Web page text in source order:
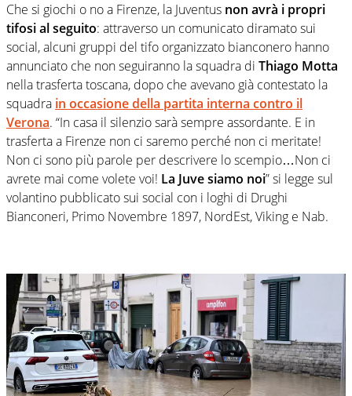
Che si giochi o no a Firenze, la Juventus non avrà i propri
tifosi al seguito: attraverso un comunicato diramato sui
social, alcuni gruppi del tifo organizzato bianconero hanno
annunciato che non seguiranno la squadra di Thiago Motta
nella trasferta toscana, dopo che avevano già contestato la
squadra in occasione della partita interna contro il
Verona. “In casa il silenzio sarà sempre assordante. E in
trasferta a Firenze non ci saremo perché non ci meritate!
Non ci sono più parole per descrivere lo scempio…Non ci
avrete mai come volete voi! La Juve siamo noi” si legge sul
volantino pubblicato sui social con i loghi di Drughi
Bianconeri, Primo Novembre 1897, NordEst, Viking e Nab.